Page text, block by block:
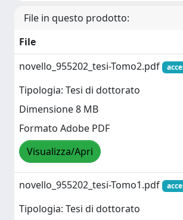
File in questo prodotto:
File
novello_955202_tesi-Tomo2.pdf
Tipologia: Tesi di dottorato
Dimensione 8 MB
Formato Adobe PDF
Visualizza/Apri
novello_955202_tesi-Tomo1.pdf
Tipologia: Tesi di dottorato